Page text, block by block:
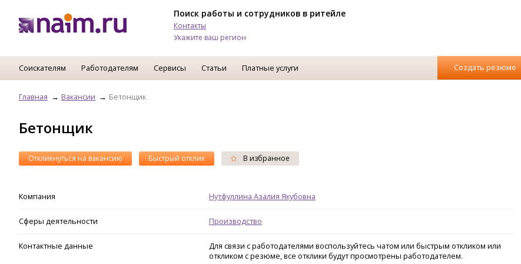
Поиск работы и сотрудников в ритейле
Контакты
Укажите ваш регион
Соискателям Работодателям Сервисы Статьи Платные услуги Создать резюме
Главная Вакансии Бетонщик
Бетонщик
Откликнуться на вакансию Быстрый отклик В избранное
Компания Нутфуллина Азалия Якубовна
Сферы деятельности Производство
Контактные данные
Для связи с работодателями воспользуйтесь чатом или быстрым откликом или
откликом с резюме, все отклики будут просмотрены работодателем.